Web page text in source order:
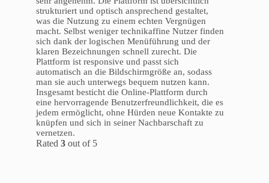
strukturiert und optisch ansprechend gestaltet,
was die Nutzung zu einem echten Vergnügen
macht. Selbst weniger technikaffine Nutzer finden
sich dank der logischen Menüführung und der
klaren Bezeichnungen schnell zurecht. Die
Plattform ist responsive und passt sich
automatisch an die Bildschirmgröße an, sodass
man sie auch unterwegs bequem nutzen kann.
Insgesamt besticht die Online-Plattform durch
eine hervorragende Benutzerfreundlichkeit, die es
jedem ermöglicht, ohne Hürden neue Kontakte zu
knüpfen und sich in seiner Nachbarschaft zu
vernetzen.
Rated 3 out of 5